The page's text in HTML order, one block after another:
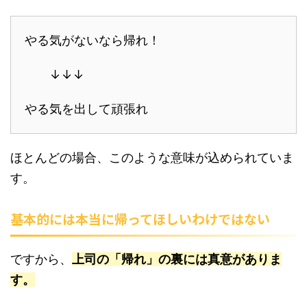
やる気がないなら帰れ！
↓↓↓
やる気を出して頑張れ
ほとんどの場合、このような意味が込められていま
す。
基本的には本当に帰ってほしいわけではない
ですから、 上司の「帰れ」の裏には真意がありま
す。